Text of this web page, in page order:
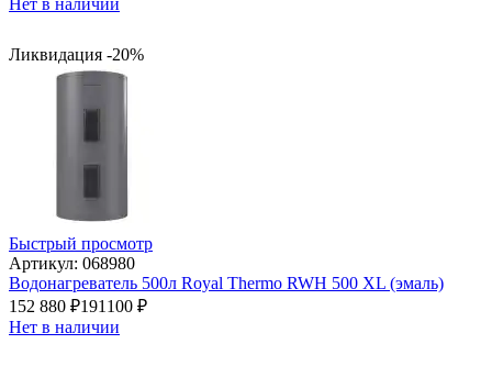
Ликвидация -20%
Быстрый просмотр
Артикул: 068980
Водонагреватель 500л Royal Thermo RWH 500 XL (эмаль)
152 880 ₽191100 ₽
Нет в наличии